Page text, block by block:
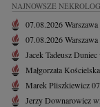
NAJNOWSZE
07.08.2026Warszawa
07.08.2026Warszawa
Jacek Tadeusz Duniec
Małgorzata Kościelska
Marek Pliszkiewicz
Jerzy Downarowicz